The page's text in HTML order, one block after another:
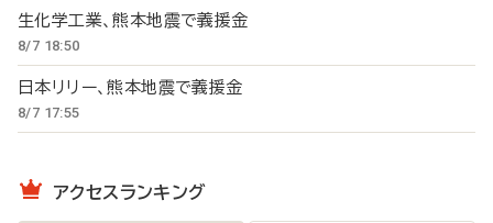
生化学工業、熊本地震で義援金
8/7 18:50
日本リリー、熊本地震で義援金
8/7 17:55
アクセスランキング